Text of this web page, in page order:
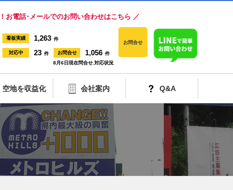
お電話･メールでのお問い合わせはこちら ／
看板実績 1,263 件
対応中 23 件 お問合せ 1,056 件
8月6日現在問合せ.対応状況
お問合せ
空地を収益化 会社案内 Q&A